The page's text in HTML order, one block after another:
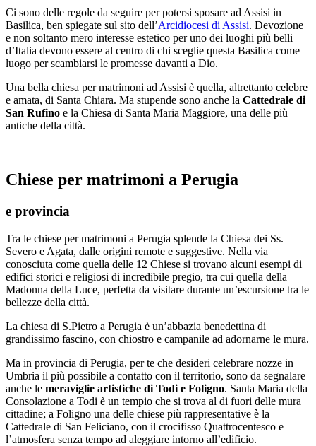
Ci sono delle regole da seguire per potersi sposare ad Assisi in
Basilica, ben spiegate sul sito dell’Arcidiocesi di Assisi. Devozione
e non soltanto mero interesse estetico per uno dei luoghi più belli
d’Italia devono essere al centro di chi sceglie questa Basilica come
luogo per scambiarsi le promesse davanti a Dio.
Una bella chiesa per matrimoni ad Assisi è quella, altrettanto celebre
e amata, di Santa Chiara. Ma stupende sono anche la Cattedrale di
San Rufino e la Chiesa di Santa Maria Maggiore, una delle più
antiche della città.
Chiese per matrimoni a Perugia
e provincia
Tra le chiese per matrimoni a Perugia splende la Chiesa dei Ss.
Severo e Agata, dalle origini remote e suggestive. Nella via
conosciuta come quella delle 12 Chiese si trovano alcuni esempi di
edifici storici e religiosi di incredibile pregio, tra cui quella della
Madonna della Luce, perfetta da visitare durante un’escursione tra le
bellezze della città.
La chiesa di S.Pietro a Perugia è un’abbazia benedettina di
grandissimo fascino, con chiostro e campanile ad adornarne le mura.
Ma in provincia di Perugia, per te che desideri celebrare nozze in
Umbria il più possibile a contatto con il territorio, sono da segnalare
anche le meraviglie artistiche di Todi e Foligno. Santa Maria della
Consolazione a Todi è un tempio che si trova al di fuori delle mura
cittadine; a Foligno una delle chiese più rappresentative è la
Cattedrale di San Feliciano, con il crocifisso Quattrocentesco e
l’atmosfera senza tempo ad aleggiare intorno all’edificio.